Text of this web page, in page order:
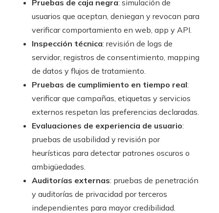
Pruebas de caja negra: simulación de
usuarios que aceptan, deniegan y revocan para
verificar comportamiento en web, app y API.
Inspección técnica: revisión de logs de
servidor, registros de consentimiento, mapping
de datos y flujos de tratamiento.
Pruebas de cumplimiento en tiempo real:
verificar que campañas, etiquetas y servicios
externos respetan las preferencias declaradas.
Evaluaciones de experiencia de usuario:
pruebas de usabilidad y revisión por
heurísticas para detectar patrones oscuros o
ambigüedades.
Auditorías externas: pruebas de penetración
y auditorías de privacidad por terceros
independientes para mayor credibilidad.